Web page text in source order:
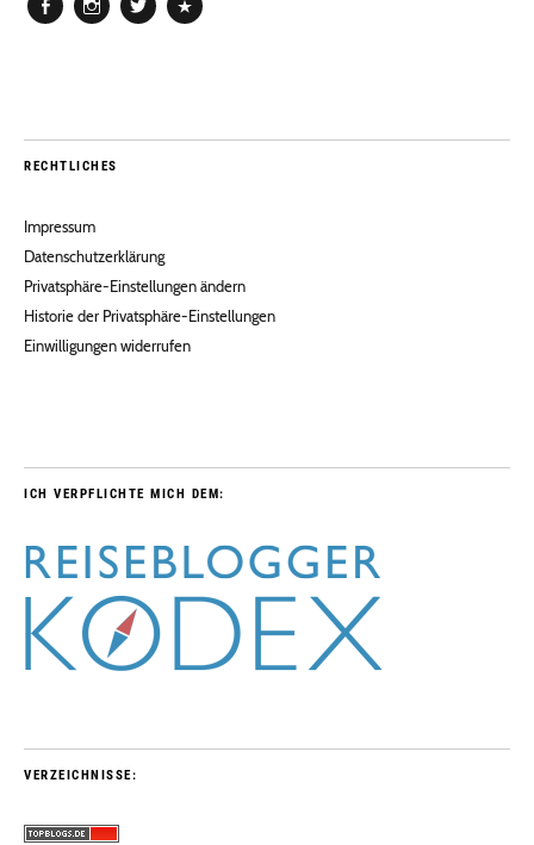
RECHTLICHES
Impressum
Datenschutzerklärung
Privatsphäre-Einstellungen ändern
Historie der Privatsphäre-Einstellungen
Einwilligungen widerrufen
ICH VERPFLICHTE MICH DEM:
VERZEICHNISSE: